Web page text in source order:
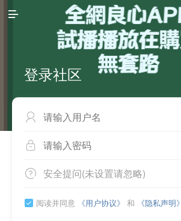

登录社区


 安全提问(未设置请忽略)
 阅读并同意 《用户协议》 和 《隐私声明》